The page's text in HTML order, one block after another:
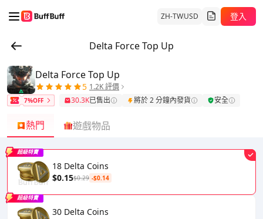
ZH-TWUSD 登入
Delta Force Top Up
Delta Force Top Up
5 1.2K 評價
7%OFF 30.3K已售出 將於 2 分鐘內發貨 安全
熱門 遊戲物品
18 Delta Coins
$0.15$0.29 -$0.14
超級特賣
30 Delta Coins
超級特賣